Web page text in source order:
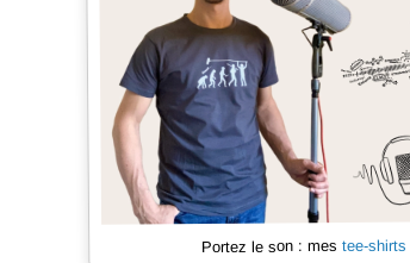
Portez le son : mestee-shirts